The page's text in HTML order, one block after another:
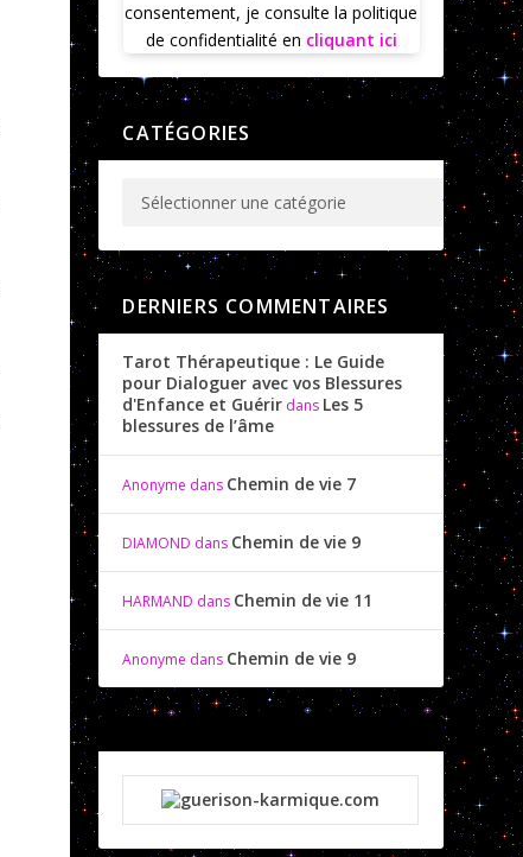
consentement, je consulte la politique
de confidentialité en cliquant ici
CATÉGORIES
DERNIERS COMMENTAIRES
Tarot Thérapeutique : Le Guide
pour Dialoguer avec vos Blessures
d'Enfance et Guérir dans Les 5
blessures de l’âme
Anonyme dans Chemin de vie 7
DIAMOND dans Chemin de vie 9
HARMAND dans Chemin de vie 11
Anonyme dans Chemin de vie 9